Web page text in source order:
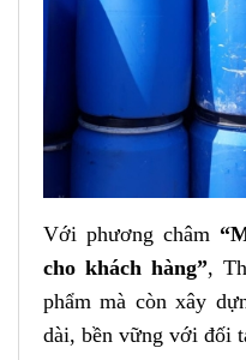
Với phương châm
cho khách hàng”,
phẩm mà còn xây
dài, bền vững với đối